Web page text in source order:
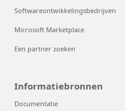
Softwareontwikkelingsbedrijven
Microsoft Marketplace
Een partner zoeken
Informatiebronnen
Documentatie